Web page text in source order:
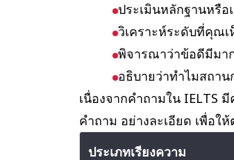
ประเมินหลักฐานหรื
วิเคราะห์ระดับที่คุณ
พิจารณาว่าข้อดีมีมา
อธิบายว่าทำไมสถา
เนื่องจากคำถามใน IELTS
คำถาม อย่างละเอียด เพื่อใ
ประเภทเรียงความ